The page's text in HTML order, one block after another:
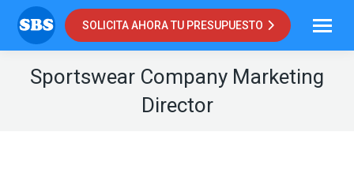
SOLICITA AHORA TU PRESUPUESTO
Sportswear Company Marketing
Director